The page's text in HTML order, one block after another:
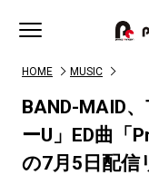
HOME MUSIC
BAND-MAID
ーU」ED曲「
の7月5日配信